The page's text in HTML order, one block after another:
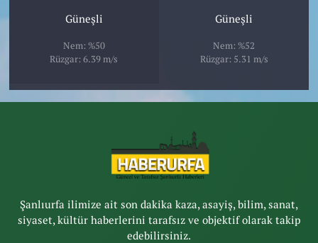
Güneşli
Nem: %50
Rüzgar: 6.39 m/s
Güneşli
Nem: %52
Rüzgar: 5.31 m/s
Şanlıurfa ilimize ait son dakika kaza, asayiş, bilim, sanat,
siyaset, kültür haberlerini tarafsız ve objektif olarak takip
edebilirsiniz.